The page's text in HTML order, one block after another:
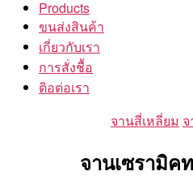
Products
ขนส่งสินค้า
เกี่ยวกับเรา
การสั่งชื้อ
ติอต่อเรา
จานสี่เหลี่ยม
จานเซรามิค